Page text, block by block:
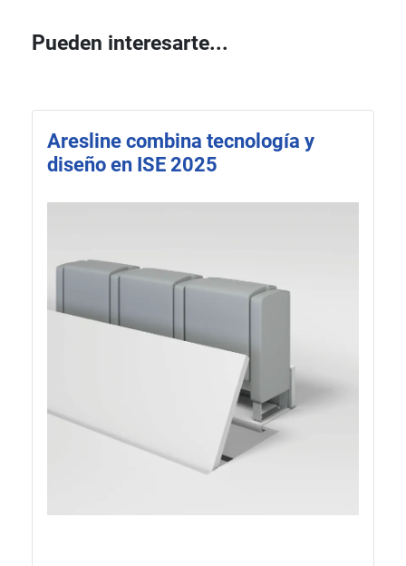
Pueden interesarte...
Aresline combina tecnología y
diseño en ISE 2025